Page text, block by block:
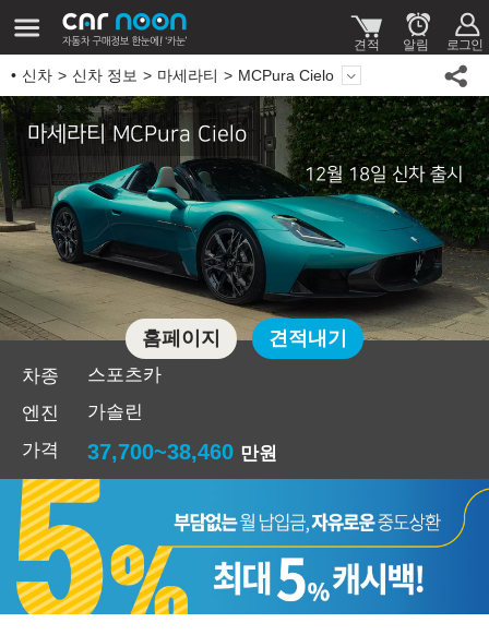
신차 신차 정보 마세라티 MCPura Cielo
마세라티 MCPura Cielo
12월 18일 신차 출시
차종
스포츠카
엔진
가솔린
가격
37,700~38,460 만원
홈페이지 견적내기